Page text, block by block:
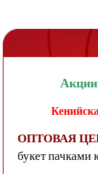
ОПТОВАЯ
букет пачками